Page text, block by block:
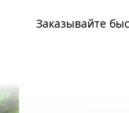
Заказывайте